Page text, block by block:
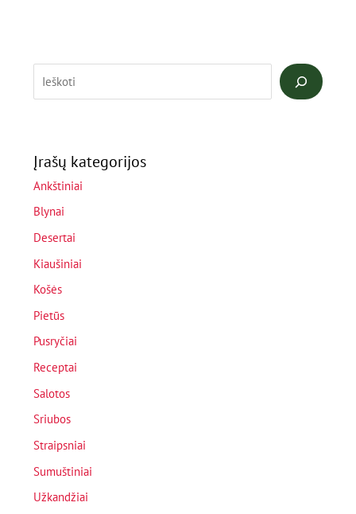
Įrašų kategorijos
Ankštiniai
Blynai
Desertai
Kiaušiniai
Košės
Pietūs
Pusryčiai
Receptai
Salotos
Sriubos
Straipsniai
Sumuštiniai
Užkandžiai